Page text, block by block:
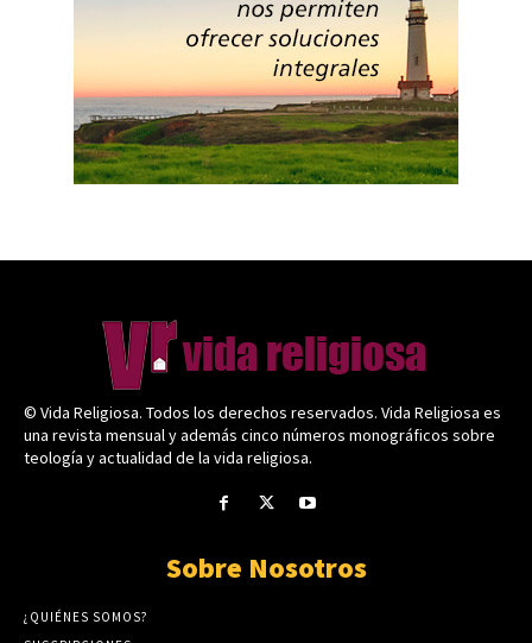
© Vida Religiosa. Todos los derechos reservados. Vida Religiosa es
una revista mensual y además cinco números monográficos sobre
teología y actualidad de la vida religiosa.
Sobre Nosotros
¿QUIÉNES SOMOS?